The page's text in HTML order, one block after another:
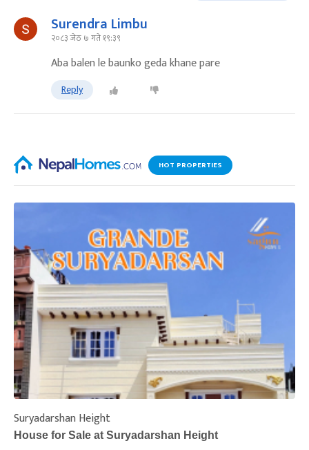
Surendra Limbu
२०८३ जेठ ७ गते १९:३९
Aba balen le baunko geda khane pare
Reply
HOT PROPERTIES
Suryadarshan Height
House for Sale at Suryadarshan Height